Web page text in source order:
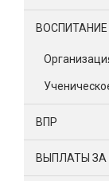
ВОСПИТАНИЕ
ВПР
ВЫПЛАТЫ